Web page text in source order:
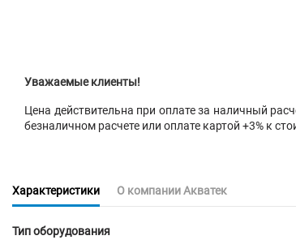
Уважаемые клиенты!
Цена действительна при оплате за наличный
безналичном расчете или оплате картой +3% к
Характеристики О компании Акватек
Тип оборудования